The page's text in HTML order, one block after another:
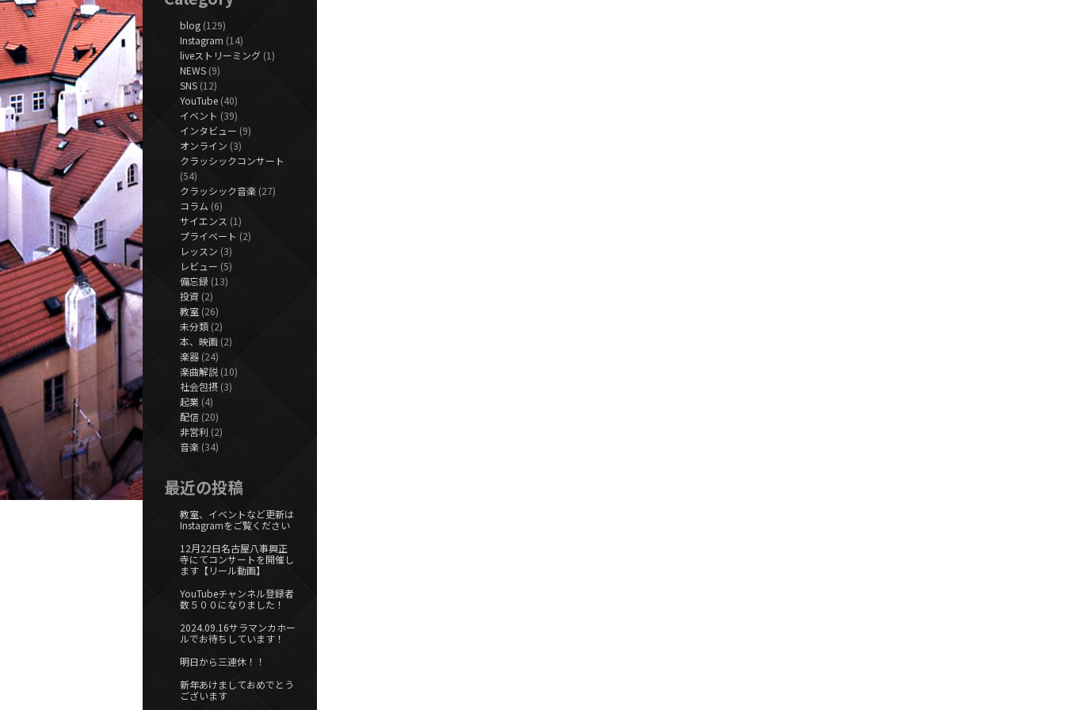
blog (129)
Instagram (14)
liveストリーミング (1)
NEWS (9)
SNS (12)
YouTube (40)
イベント (39)
インタビュー (9)
オンライン (3)
クラッシックコンサート
(54)
クラッシック音楽 (27)
コラム (6)
サイエンス (1)
プライベート (2)
レッスン (3)
レビュー (5)
備忘録 (13)
投資 (2)
教室 (26)
未分類 (2)
本、映画 (2)
楽器 (24)
楽曲解説 (10)
社会包摂 (3)
起業 (4)
配信 (20)
非営利 (2)
音楽 (34)
最近の投稿
教室、イベントなど更新は
Instagramをご覧ください
12月22日名古屋八事興正
寺にてコンサートを開催し
ます【リール動画】
YouTubeチャンネル登録者
数５００になりました！
2024.09.16サラマンカホー
ルでお待ちしています！
明日から三連休！！
新年あけましておめでとう
ございます